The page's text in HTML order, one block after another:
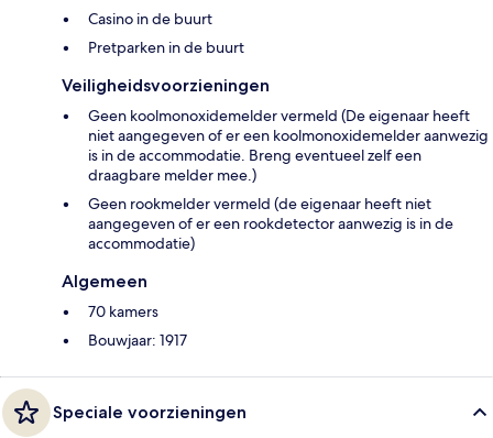
Casino in de buurt
Pretparken in de buurt
Veiligheidsvoorzieningen
Geen koolmonoxidemelder vermeld (De eigenaar heeft
niet aangegeven of er een koolmonoxidemelder aanwezig
is in de accommodatie. Breng eventueel zelf een
draagbare melder mee.)
Geen rookmelder vermeld (de eigenaar heeft niet
aangegeven of er een rookdetector aanwezig is in de
accommodatie)
Algemeen
70 kamers
Bouwjaar: 1917
Speciale voorzieningen